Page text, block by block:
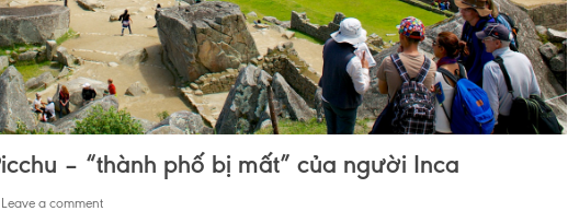
– “thành phố bị mất” của người Inca
Leave a comment